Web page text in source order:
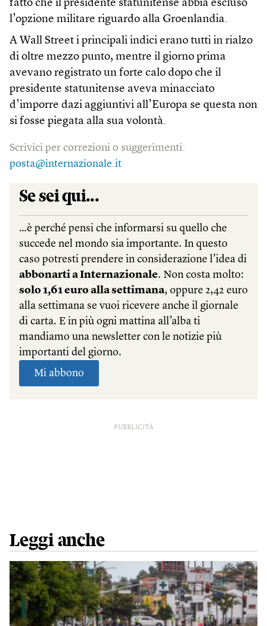
fatto che il presidente statunitense abbia escluso
l’opzione militare riguardo alla Groenlandia.
A Wall Street i principali indici erano tutti in rialzo
di oltre mezzo punto, mentre il giorno prima
avevano registrato un forte calo dopo che il
presidente statunitense aveva minacciato
d’imporre dazi aggiuntivi all’Europa se questa non
si fosse piegata alla sua volontà.
Scrivici per correzioni o suggerimenti:
posta@internazionale.it
PUBBLICITÀ
Leggi anche